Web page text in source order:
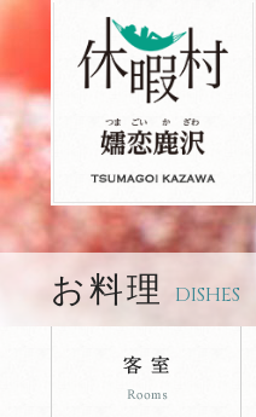
お料理 DISHES